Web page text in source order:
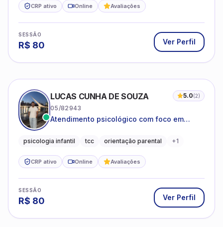
CRP ativo Online Avaliações
SESSÃO
R$ 80 Ver Perfil
LUCAS CUNHA DE SOUZA 5.0(2)
05/82943
Atendimento psicológico com foco em
promovendo equilíbrio emocional e
psicologia infantil tcc orientação parental +1
CRP ativo Online Avaliações
SESSÃO
R$ 80 Ver Perfil